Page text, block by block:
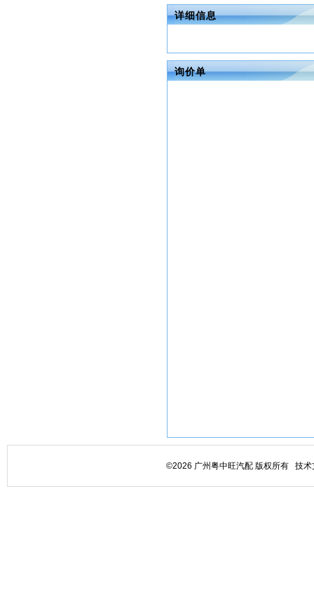
详细信息
询价单
©2026 广州粤中旺汽配 版权所有 技术